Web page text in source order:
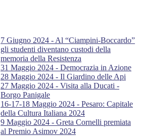
7 Giugno 2024 - Al “Ciampini-Boccardo”
gli studenti diventano custodi della
memoria della Resistenza
31 Maggio 2024 - Democrazia in Azione
28 Maggio 2024 - Il Giardino delle Api
27 Maggio 2024 - Visita alla Ducati -
Borgo Panigale
16-17-18 Maggio 2024 - Pesaro: Capitale
della Cultura Italiana 2024
9 Maggio 2024 - Greta Cornelli premiata
al Premio Asimov 2024